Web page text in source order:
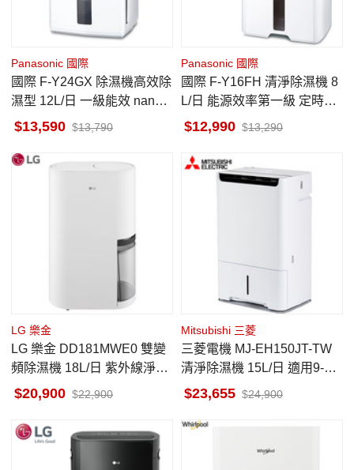
Panasonic 國際
國際 F-Y24GX 除濕機高效除
濕型 12L/日 一級能效 nanoe
™ X 健康科技 定時功能
13,590 13,790
Panasonic 國際
國際 F-Y16FH 清淨除濕機 8
L/日 能源效率第一級 定時功
能 nanoe™ X 健康科技
12,990 13,290
LG 樂金
LG 樂金 DD181MWE0 雙變
頻除濕機 18L/日 紫外線淨化
18公升/日除濕量 能效一級
20,900 22,900
Mitsubishi 三菱
三菱電機 MJ-EH150JT-TW
清淨除濕機 15L/日 適用9-19
坪 日本原裝
23,655 24,900